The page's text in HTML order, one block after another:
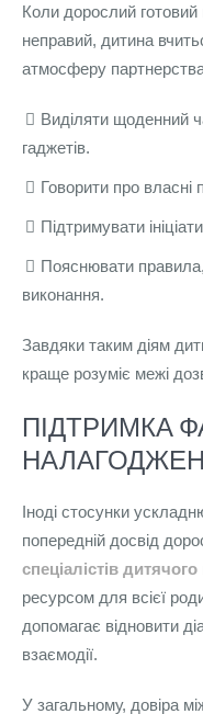
Коли дорослий
неправий, дитина
атмосферу
Виділяти щоденний
гаджетів.
Говорити про
Підтримувати
Пояснювати
виконання.
Завдяки таким діям
краще розуміє межі
ПІДТРИМКА
Іноді стосунки
попередній досвід
спеціалістів
ресурсом для всієї
допомагає відновити
взаємодії.
У загальному, довіра